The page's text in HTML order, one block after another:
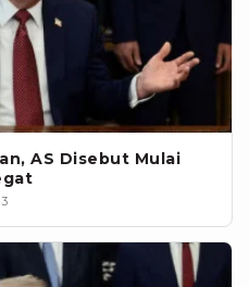
AS Disebut Mulai